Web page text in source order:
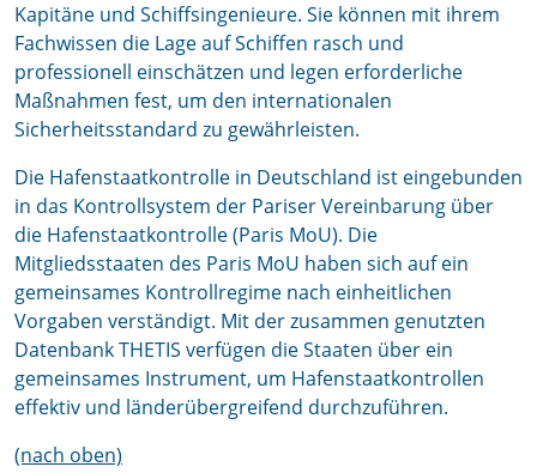
Kapitäne und Schiffsingenieure. Sie können mit ihrem
Fachwissen die Lage auf Schiffen rasch und
professionell einschätzen und legen erforderliche
Maßnahmen fest, um den internationalen
Sicherheitsstandard zu gewährleisten.
Die Hafenstaatkontrolle in Deutschland ist eingebunden
in das Kontrollsystem der Pariser Vereinbarung über
die Hafenstaatkontrolle (Paris MoU). Die
Mitgliedsstaaten des Paris MoU haben sich auf ein
gemeinsames Kontrollregime nach einheitlichen
Vorgaben verständigt. Mit der zusammen genutzten
Datenbank THETIS verfügen die Staaten über ein
gemeinsames Instrument, um Hafenstaatkontrollen
effektiv und länderübergreifend durchzuführen.
(nach oben)